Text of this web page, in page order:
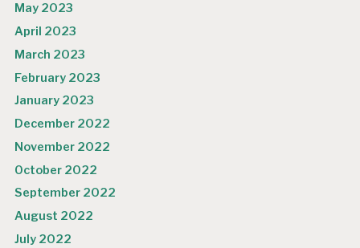
May 2023
April 2023
March 2023
February 2023
January 2023
December 2022
November 2022
October 2022
September 2022
August 2022
July 2022